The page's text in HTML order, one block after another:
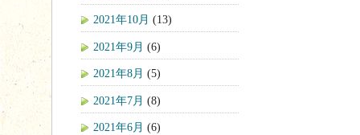
2021年10月 (13)
2021年9月 (6)
2021年8月 (5)
2021年7月 (8)
2021年6月 (6)